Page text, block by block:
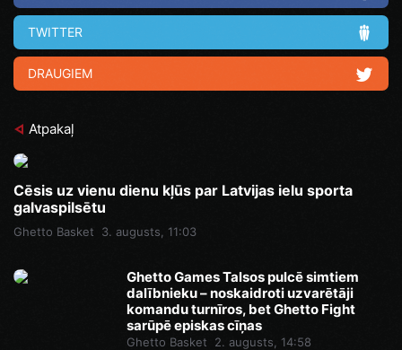
TWITTER
DRAUGIEM
Atpakaļ
Cēsis uz vienu dienu kļūs par Latvijas ielu sporta
galvaspilsētu
Ghetto Basket 3. augusts, 11:03
Ghetto Games Talsos pulcē simtiem
dalībnieku – noskaidroti uzvarētāji
komandu turnīros, bet Ghetto Fight
sarūpē episkas cīņas
Ghetto Basket 2. augusts, 14:58